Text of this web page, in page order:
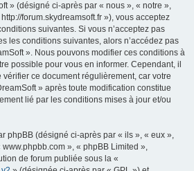
» (désigné ci-après par « nous », « notre »,
forum.skydreamsoft.fr »), vous acceptez
suivantes. Si vous n’acceptez pas
les conditions suivantes, alors n’accédez pas
». Nous pouvons modifier ces conditions à
possible pour vous en informer. Cependant, il
ce document régulièrement, car votre
» après toute modification constitue
lié par les conditions mises à jour et/ou
phpBB (désigné ci-après par « ils », « eux »,
», « phpBB Limited »,
de forum publiée sous la «